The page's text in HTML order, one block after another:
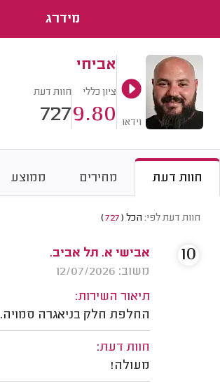
מידרג
וידאו
אביחי
ציון כללי
9.80
חוות דעת
727
חוות דעת מחירים ממוצע
חוות דעת לפי: הכל (
727
)
אבישי א. תל אביב.
משוב: 12/07/2026
תיאור השירות:
החלפת חלק בניאגרה סמויה.
חוות דעת:
מעולה!
10